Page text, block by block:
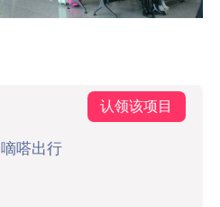
认领该项目
嘀嗒出行